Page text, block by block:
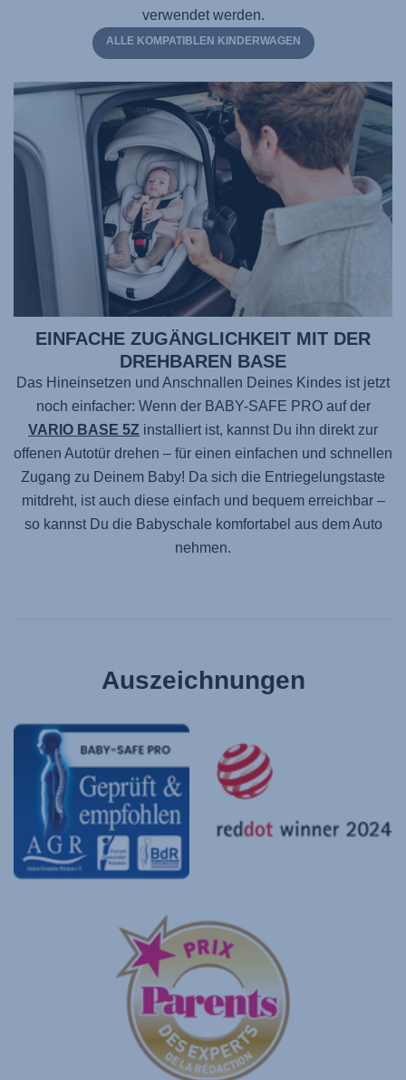
verwendet werden.
ALLE KOMPATIBLEN KINDERWAGEN
EINFACHE ZUGÄNGLICHKEIT MIT DER
DREHBAREN BASE
Das Hineinsetzen und Anschnallen Deines Kindes ist jetzt
noch einfacher: Wenn der BABY-SAFE PROauf der
VARIO BASE 5Z installiert ist, kannst Du ihn direkt zur
offenen Autotür drehen – für einen einfachen und schnellen
Zugang zu Deinem Baby! Da sich die Entriegelungstaste
mitdreht, ist auch diese einfach und bequem erreichbar –
so kannst Du die Babyschale komfortabel aus dem Auto
nehmen.
Auszeichnungen